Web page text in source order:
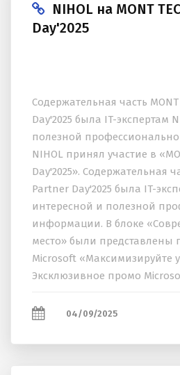
NIHOL на MONT
Day'2025
Содержательная часть
Day'2025 была IT-экспертам
полезной
NIHOL принял участие в
Day'2025». Содержательная
Partner Day'2025 была IT-
интересной и полезной
информации. В блоке
место» были представлены
Microsoft «Максимизируйте
Эксклюзивное промо
все, что нужно...
04/09/2025